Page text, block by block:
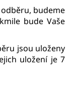
budeme
bude Vaše
jsou uloženy
uložení je 7